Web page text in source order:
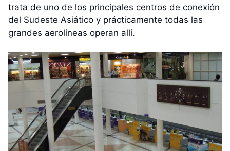
trata de uno de los principales centros de conexión
del Sudeste Asiático y prácticamente todas las
grandes aerolíneas operan allí.